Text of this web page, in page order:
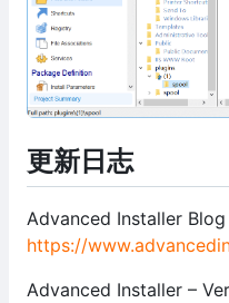
更新日志
Advanced Installer Blog
https://
Advanced Installer –